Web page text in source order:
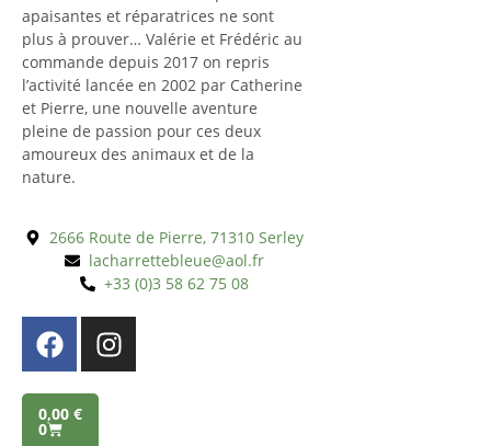
apaisantes et réparatrices ne sont
plus à prouver… Valérie et Frédéric au
commande depuis 2017 on repris
l’activité lancée en 2002 par Catherine
et Pierre, une nouvelle aventure
pleine de passion pour ces deux
amoureux des animaux et de la
nature.
2666 Route de Pierre, 71310 Serley
lacharrettebleue@aol.fr
+33 (0)3 58 62 75 08
0,00 €
0